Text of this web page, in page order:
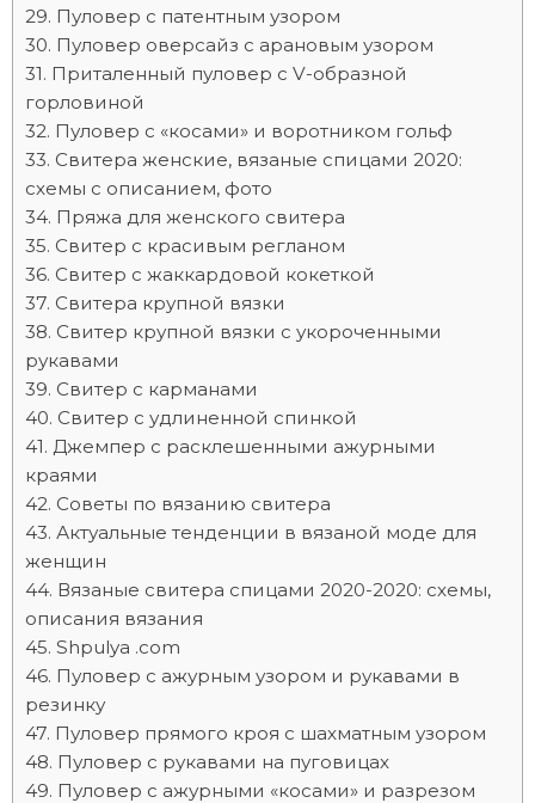
Пуловер с патентным узором
Пуловер оверсайз с арановым узором
Приталенный пуловер с V-образной
горловиной
Пуловер с «косами» и воротником гольф
Свитера женские, вязаные спицами 2020:
схемы с описанием, фото
Пряжа для женского свитера
Свитер с красивым регланом
Свитер с жаккардовой кокеткой
Свитера крупной вязки
Свитер крупной вязки с укороченными
рукавами
Свитер с карманами
Свитер с удлиненной спинкой
Джемпер с расклешенными ажурными
краями
Советы по вязанию свитера
Актуальные тенденции в вязаной моде для
женщин
Вязаные свитера спицами 2020-2020: схемы,
описания вязания
Shpulya .com
Пуловер с ажурным узором и рукавами в
резинку
Пуловер прямого кроя с шахматным узором
Пуловер с рукавами на пуговицах
Пуловер с ажурными «косами» и разрезом